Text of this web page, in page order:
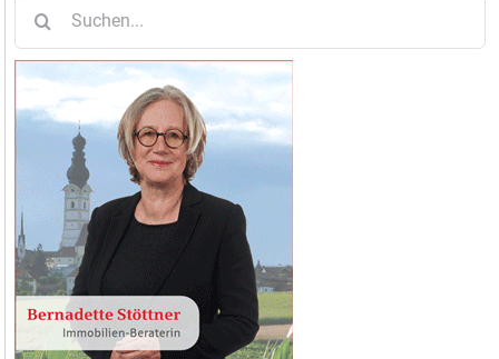
nach: